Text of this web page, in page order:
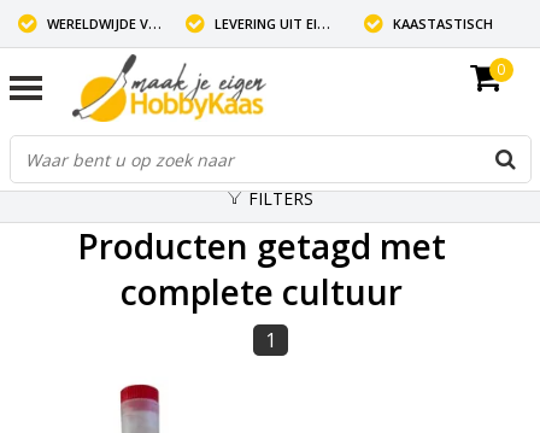
WERELDWIJDE VERZENDING LEVERING UIT EIGEN VOORRAAD KAASTASTISCH
0
FILTERS
Producten getagd met
complete cultuur
1